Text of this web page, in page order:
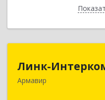
Линк-
Армавир